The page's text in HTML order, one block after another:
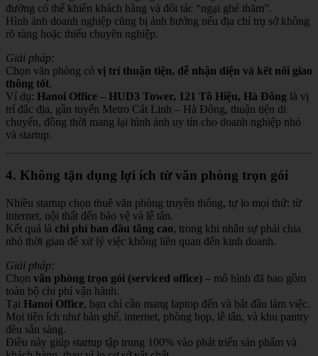
đường có thể khiến khách hàng và đối tác “ngại ghé thăm”.
Hình ảnh doanh nghiệp cũng bị ảnh hưởng nếu địa chỉ trụ sở không
rõ ràng hoặc thiếu chuyên nghiệp.
Giải pháp:
Chọn văn phòng có vị trí thuận tiện, dễ nhận diện và kết nối giao
thông tốt.
Ví dụ: Hanoi Office – HUD3 Tower, 121 Tô Hiệu, Hà Đông là vị
trí đắc địa, gần tuyến Metro Cát Linh – Hà Đông, thuận tiện di
chuyển, đồng thời mang lại hình ảnh uy tín cho doanh nghiệp nhỏ
và startup.
4. Không tận dụng lợi ích từ văn phòng trọn gói
Nhiều startup chọn thuê văn phòng truyền thống, tự lo mọi thứ: từ
internet, nội thất đến bảo vệ và lễ tân.
Kết quả là chi phí ban đầu tăng cao, trong khi nhân sự phải chia
nhỏ thời gian để xử lý việc không liên quan đến kinh doanh.
Giải pháp:
Chọn văn phòng trọn gói (serviced office) – mô hình đã bao gồm
toàn bộ chi phí vận hành.
Tại Hanoi Office, bạn chỉ cần mang laptop đến và bắt đầu làm việc.
Mọi tiện ích như bàn ghế, internet, phòng họp, lễ tân, và khu pantry
đều sẵn sàng.
Điều này giúp startup tập trung 100% vào phát triển sản phẩm và